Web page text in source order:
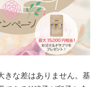
きな差はありません。基